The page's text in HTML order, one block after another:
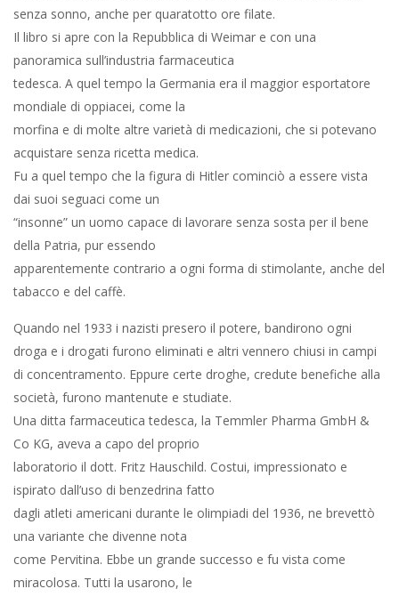
senza sonno, anche per quaratotto ore filate.
Il libro si apre con la Repubblica di Weimar e con una
panoramica sull’industria farmaceutica
tedesca. A quel tempo la Germania era il maggior esportatore
mondiale di oppiacei, come la
morfina e di molte altre varietà di medicazioni, che si potevano
acquistare senza ricetta medica.
Fu a quel tempo che la figura di Hitler cominciò a essere vista
dai suoi seguaci come un
“insonne” un uomo capace di lavorare senza sosta per il bene
della Patria, pur essendo
apparentemente contrario a ogni forma di stimolante, anche del
tabacco e del caffè.
Quando nel 1933 i nazisti presero il potere, bandirono ogni
droga e i drogati furono eliminati e altri vennero chiusi in campi
di concentramento. Eppure certe droghe, credute benefiche alla
società, furono mantenute e studiate.
Una ditta farmaceutica tedesca, la Temmler Pharma GmbH &
Co KG, aveva a capo del proprio
laboratorio il dott. Fritz Hauschild. Costui, impressionato e
ispirato dall’uso di benzedrina fatto
dagli atleti americani durante le olimpiadi del 1936, ne brevettò
una variante che divenne nota
come Pervitina. Ebbe un grande successo e fu vista come
miracolosa. Tutti la usarono, le